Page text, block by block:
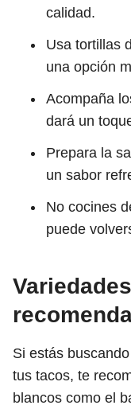
calidad.
Usa tortillas
una opción
Acompaña
dará un
Prepara la
un sabor
No cocines
puede
Si estás
tus tacos, te
blancos como el